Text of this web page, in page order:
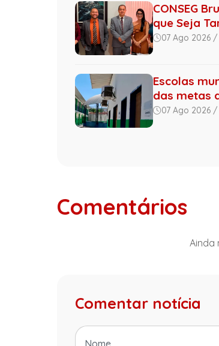
CONSEG
que Seja
07 Ago 2026 /
Escolas
das metas
07 Ago 2026 /
Comentários
Ainda
Comentar notícia